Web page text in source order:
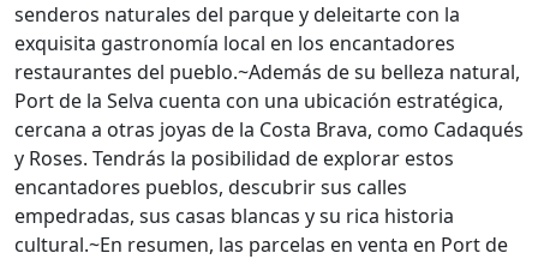
senderos naturales del parque y deleitarte con la
exquisita gastronomía local en los encantadores
restaurantes del pueblo.~Además de su belleza natural,
Port de la Selva cuenta con una ubicación estratégica,
cercana a otras joyas de la Costa Brava, como Cadaqués
y Roses. Tendrás la posibilidad de explorar estos
encantadores pueblos, descubrir sus calles
empedradas, sus casas blancas y su rica historia
cultural.~En resumen, las parcelas en venta en Port de